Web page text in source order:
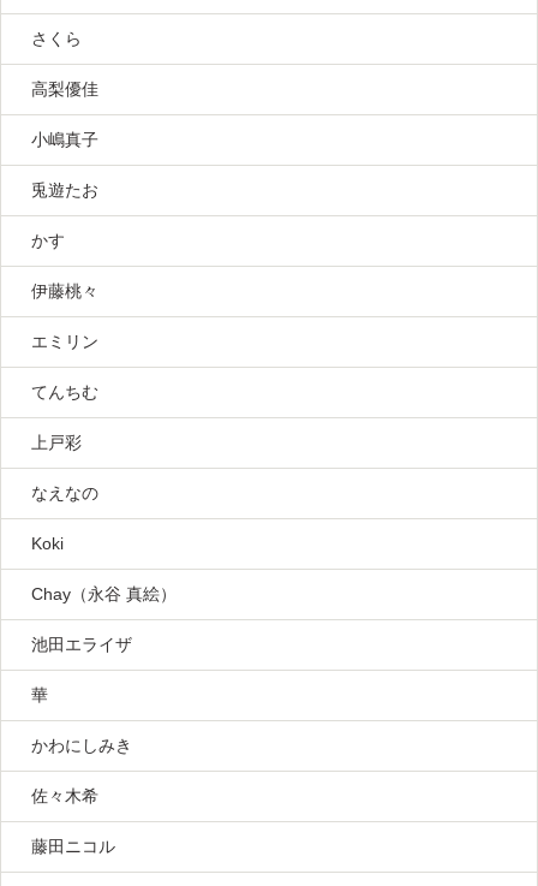
さくら
高梨優佳
小嶋真子
兎遊たお
かす
伊藤桃々
エミリン
てんちむ
上戸彩
なえなの
Koki
Chay（永谷 真絵）
池田エライザ
華
かわにしみき
佐々木希
藤田ニコル